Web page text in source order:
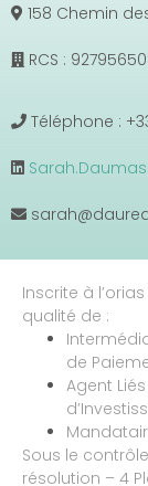
158 Chemin
RCS :
Téléphone :
Sarah.Daumas
Inscrite à l’orias
qualité de :
de
Agent
Sous le
résolution – 4